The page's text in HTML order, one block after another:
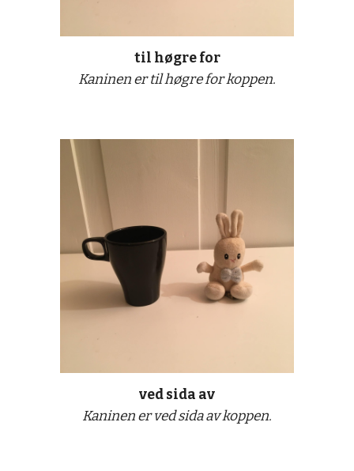
til høgre for
Kaninen er til høgre for koppen.
ved sida av
Kaninen er ved sida av koppen.